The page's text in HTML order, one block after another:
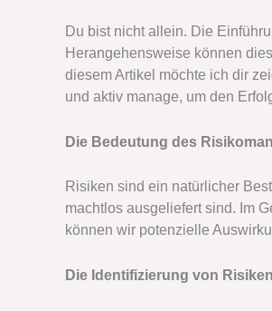
Du bist nicht allein. Die
Herangehensweise können
diesem Artikel möchte ich dir
und aktiv manage, um den
Die Bedeutung des
Risiken sind ein natürlicher
machtlos ausgeliefert sind. Im
können wir potenzielle
Die Identifizierung von